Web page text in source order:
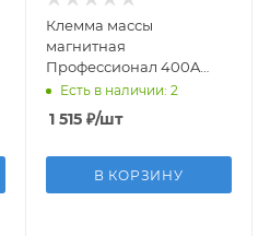
Клемма массы
магнитная
Профессионал 400A
(квадратная)
Есть в наличии: 2
1 515₽/шт
В КОРЗИНУ